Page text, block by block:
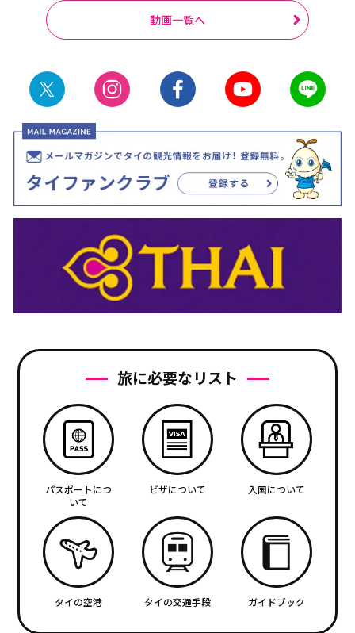
動画一覧へ
旅に必要なリスト
パスポートにつ
いて
ビザについて 入国について
タイの空港 タイの交通手段 ガイドブック